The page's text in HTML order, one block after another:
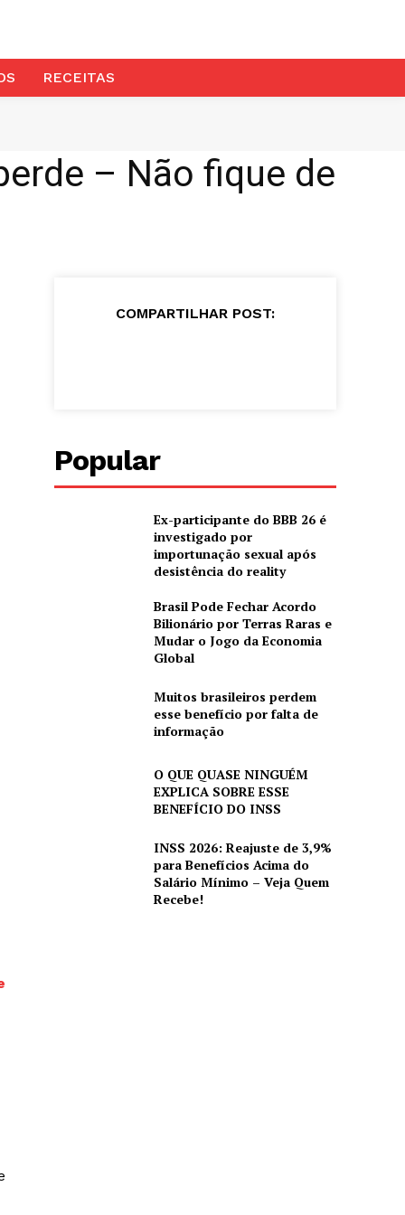
RECEITAS
– Não fique de
COMPARTILHAR POST:
Popular
Ex-participante do BBB 26 é
investigado por
importunação sexual após
desistência do reality
Brasil Pode Fechar Acordo
Bilionário por Terras Raras e
Mudar o Jogo da Economia
Global
Muitos brasileiros perdem
esse benefício por falta de
informação
O QUE QUASE NINGUÉM
EXPLICA SOBRE ESSE
BENEFÍCIO DO INSS
INSS 2026: Reajuste de 3,9%
para Benefícios Acima do
Salário Mínimo – Veja Quem
Recebe!